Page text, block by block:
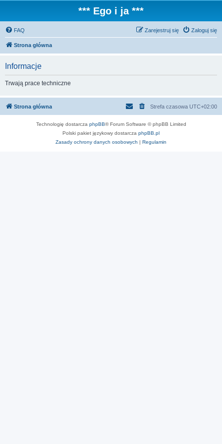
*** Ego i ja ***
FAQ Zaloguj się
Zarejestruj się
Strona główna
Informacje
Trwają prace techniczne
Strona główna Strefa czasowa UTC+02:00
Technologię dostarcza phpBB® Forum Software © phpBB Limited
Polski pakiet językowy dostarcza phpBB.pl
Zasady ochrony danych osobowych | Regulamin